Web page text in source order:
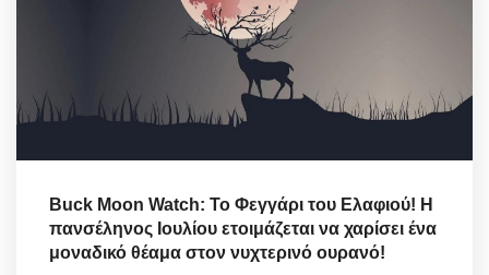
Buck Moon Watch: Το Φεγγάρι του Ελαφιού! Η
πανσέληνος Ιουλίου ετοιμάζεται να χαρίσει ένα
μοναδικό θέαμα στον νυχτερινό ουρανό!